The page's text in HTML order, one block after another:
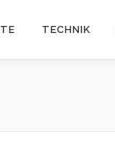
TECHNIK